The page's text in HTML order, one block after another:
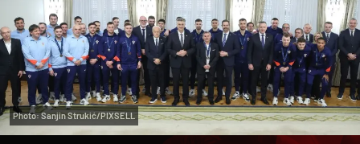
Photo: Sanjin Strukić/PIXSELL